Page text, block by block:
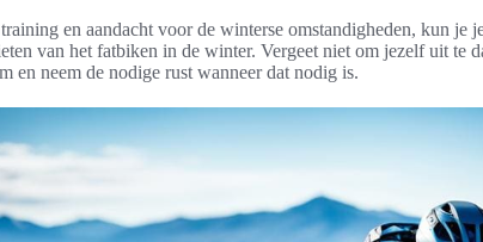
en aandacht voor de winterse omstandigheden, kun je
van het fatbiken in de winter. Vergeet niet om jezelf uit te
en neem de nodige rust wanneer dat nodig is.